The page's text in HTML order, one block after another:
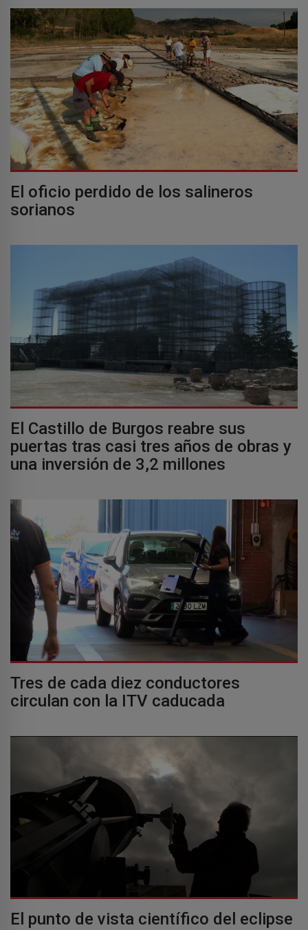
El oficio perdido de los salineros
sorianos
El Castillo de Burgos reabre sus
puertas tras casi tres años de obras y
una inversión de 3,2 millones
Tres de cada diez conductores
circulan con la ITV caducada
El punto de vista científico del eclipse